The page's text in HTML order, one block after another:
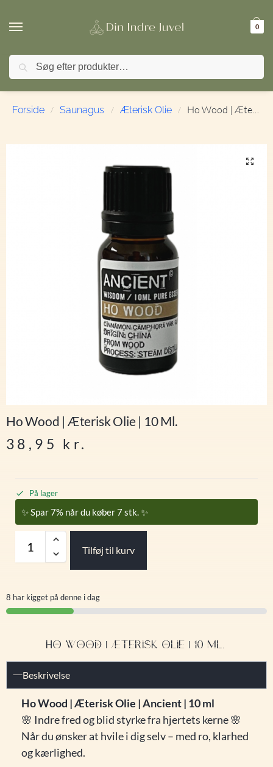
0
🚚 FRI FRAGT ved køb over 499,- | ⭐ TrustPilot 4,9 / 5
Forside / Saunagus / Æterisk Olie / Ho Wood | Æterisk olie | 10 ml.
Ho Wood | Æterisk Olie | 10 Ml.
38,95 kr.
På lager
✨ Spar 7% når du køber 7 stk. ✨
Tilføj til kurv
8 har kigget på denne i dag
HO WOOD | ÆTERISK OLIE | 10 ML.
Beskrivelse
Ho Wood | Æterisk Olie | Ancient | 10 ml
🌸 Indre fred og blid styrke fra hjertets kerne 🌸
Når du ønsker at hvile i dig selv – med ro, klarhed
og kærlighed.